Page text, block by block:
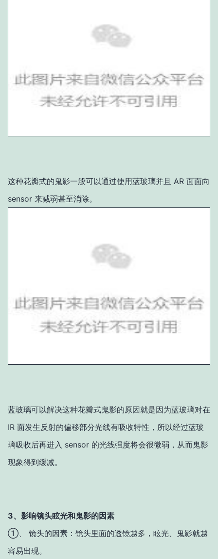
这种花瓣式的鬼影一般可以通过使用蓝玻璃并且 AR 面面向
sensor 来减弱甚至消除。
蓝玻璃可以解决这种花瓣式鬼影的原因就是因为蓝玻璃对在
IR 面发生反射的偏移部分光线有吸收特性，所以经过蓝玻
璃吸收后再进入 sensor 的光线强度将会很微弱，从而鬼影
现象得到缓减。
3、影响镜头眩光和鬼影的因素
①、 镜头的因素：镜头里面的透镜越多，眩光、鬼影就越
容易出现。